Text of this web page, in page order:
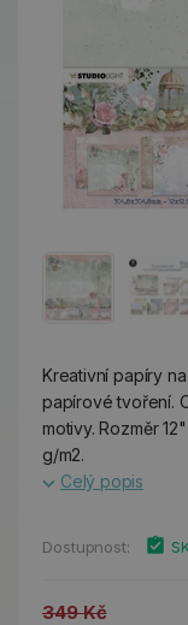
Kreativní papíry
papírové tvoření.
motivy. Rozměr
g/m2.
Celý popis
Dostupnost:
349 Kč